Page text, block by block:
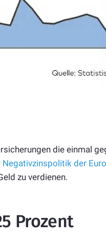
die einmal
Negativzinspolitik der
zu verdienen.
Prozent